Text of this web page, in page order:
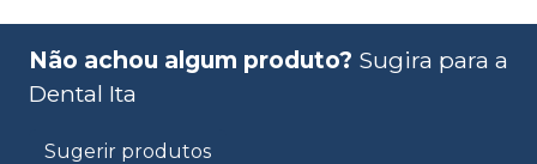
Não achou algum produto? Sugira para a
Dental Ita
Sugerir produtos